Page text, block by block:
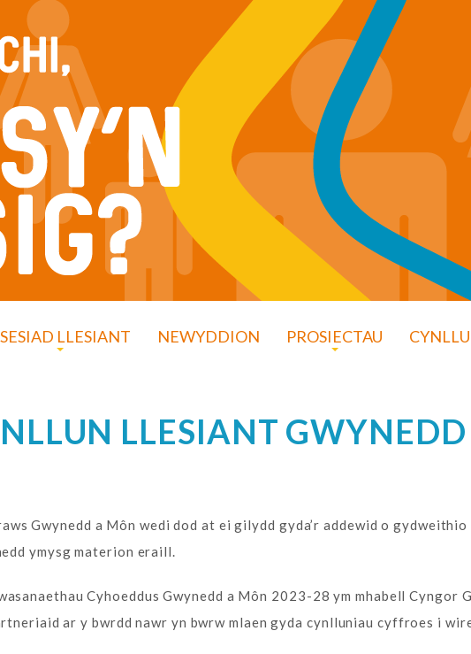
LLESIANT NEWYDDION PROSIECTAU
LLESIANT
Gwynedd a Môn wedi dod at ei gilydd gyda’r addewid o
ymysg materion eraill.
Cyhoeddus Gwynedd a Môn 2023-28 ym mhabell Cyngor
ar y bwrdd nawr yn bwrw mlaen gyda cynlluniau cyffroes i